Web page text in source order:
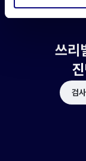
쓰리
검